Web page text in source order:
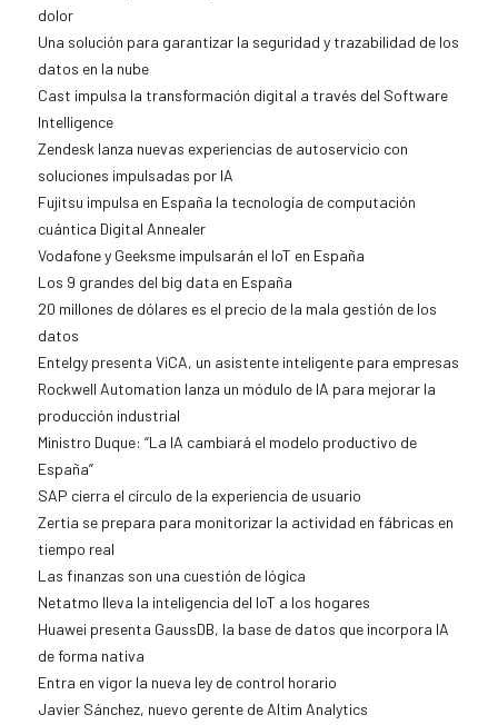
dolor
Una solución para garantizar la seguridad y trazabilidad de los
datos en la nube
Cast impulsa la transformación digital a través del Software
Intelligence
Zendesk lanza nuevas experiencias de autoservicio con
soluciones impulsadas por IA
Fujitsu impulsa en España la tecnología de computación
cuántica Digital Annealer
Vodafone y Geeksme impulsarán el IoT en España
Los 9 grandes del big data en España
20 millones de dólares es el precio de la mala gestión de los
datos
Entelgy presenta ViCA, un asistente inteligente para empresas
Rockwell Automation lanza un módulo de IA para mejorar la
producción industrial
Ministro Duque: “La IA cambiará el modelo productivo de
España”
SAP cierra el círculo de la experiencia de usuario
Zertia se prepara para monitorizar la actividad en fábricas en
tiempo real
Las finanzas son una cuestión de lógica
Netatmo lleva la inteligencia del IoT a los hogares
Huawei presenta GaussDB, la base de datos que incorpora IA
de forma nativa
Entra en vigor la nueva ley de control horario
Javier Sánchez, nuevo gerente de Altim Analytics